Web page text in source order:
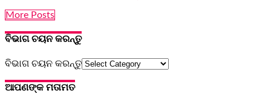
More Posts
ବିଭାଗ ଚୟନ କରନ୍ତୁ
ବିଭାଗ ଚୟନ କରନ୍ତୁ
ଆପଣଙ୍କ ମତାମତ